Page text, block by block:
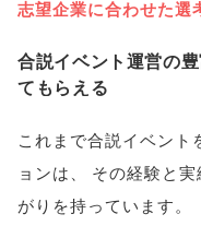
志望企業に合わせた選
合説イベント運営の
てもらえる
これまで合説イベント
ョンは
その経験と実
がりを持っています。